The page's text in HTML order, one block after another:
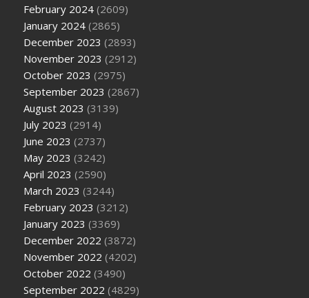
February 2024 (2609)
January 2024 (2865)
December 2023 (2893)
November 2023 (2912)
October 2023 (2975)
September 2023 (2867)
August 2023 (3139)
July 2023 (2914)
June 2023 (2737)
May 2023 (3242)
April 2023 (2590)
March 2023 (3244)
February 2023 (3212)
January 2023 (3369)
December 2022 (3872)
November 2022 (4202)
October 2022 (3490)
September 2022 (4829)